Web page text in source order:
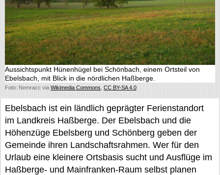
Aussichtspunkt Hünenhügel bei Schönbach, einem Ortsteil von
Ebelsbach, mit Blick in die nördlichen Haßberge.
Foto: Nemracc via Wikimedia Commons CC BY-SA 4.0
Ebelsbach ist ein ländlich geprägter Ferienstandort
im Landkreis Haßberge. Der Ebelsbach und die
Höhenzüge Ebelsberg und Schönberg geben der
Gemeinde ihren Landschaftsrahmen. Wer für den
Urlaub eine kleinere Ortsbasis sucht und Ausflüge im
Haßberge- und Mainfranken-Raum selbst planen